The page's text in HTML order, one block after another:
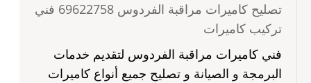
تصليح كاميرات مراقبة الفردوس 69622758 فني
تركيب كاميرات
فني كاميرات مراقبة الفردوس لتقديم خدمات
البرمجة و الصيانة و تصليح جميع أنواع كاميرات